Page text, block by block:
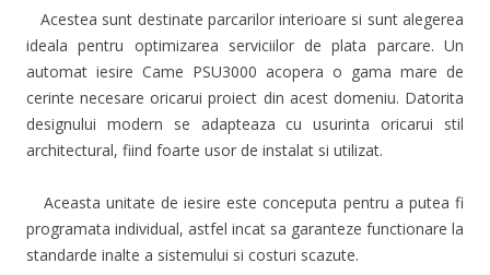
Acestea sunt destinate parcarilor interioare si sunt alegerea
ideala pentru optimizarea serviciilor de plata parcare. Un
automat iesire Came PSU3000 acopera o gama mare de
cerinte necesare oricarui proiect din acest domeniu. Datorita
designului modern se adapteaza cu usurinta oricarui stil
architectural, fiind foarte usor de instalat si utilizat.
Aceasta unitate de iesire este conceputa pentru a putea fi
programata individual, astfel incat sa garanteze functionare la
standarde inalte a sistemului si costuri scazute.